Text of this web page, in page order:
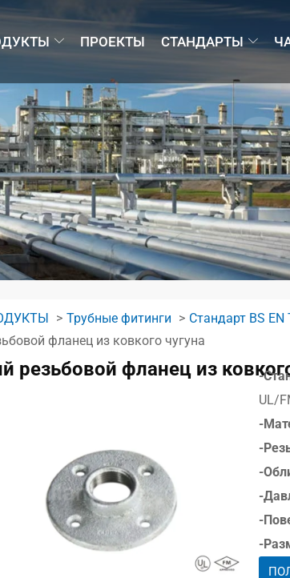
ПРОЕКТЫ СТАНДАРТЫ
Трубные фитинги
Стандарт BS
фланец из ковкого чугуна
резьбовой фланец из -
UL/
-
-
-
-
-
-